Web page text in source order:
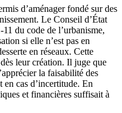
d’aménager fondé sur des
Le Conseil d’État
du code de l’urbanisme,
si elle n’est pas en
en réseaux. Cette
leur création. Il juge que
la faisabilité des
en cas d’incertitude. En
et financières suffisait à